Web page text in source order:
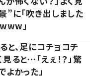
に「吹き出しました
」
と、足にコチョコチ
ると…「えぇ！？」驚
よかった」